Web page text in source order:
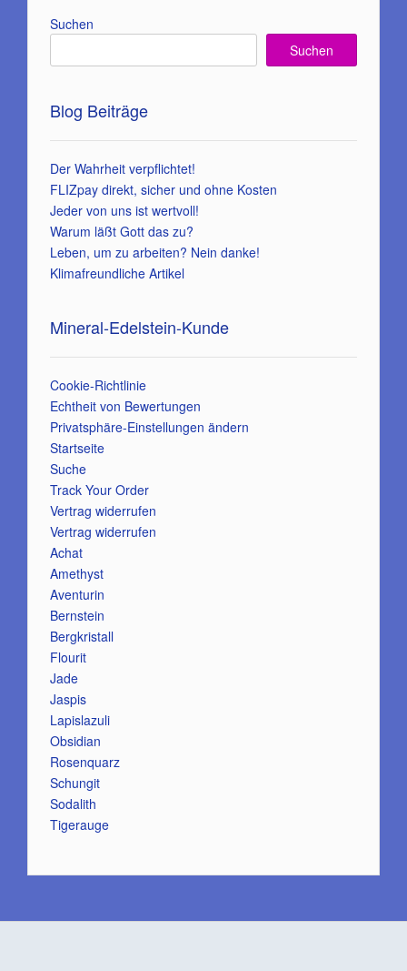
Suchen
Suchen
Blog Beiträge
Der Wahrheit verpflichtet!
FLIZpay direkt, sicher und ohne Kosten
Jeder von uns ist wertvoll!
Warum läßt Gott das zu?
Leben, um zu arbeiten? Nein danke!
Klimafreundliche Artikel
Mineral-Edelstein-Kunde
Cookie-Richtlinie
Echtheit von Bewertungen
Privatsphäre-Einstellungen ändern
Startseite
Suche
Track Your Order
Vertrag widerrufen
Vertrag widerrufen
Achat
Amethyst
Aventurin
Bernstein
Bergkristall
Flourit
Jade
Jaspis
Lapislazuli
Obsidian
Rosenquarz
Schungit
Sodalith
Tigerauge